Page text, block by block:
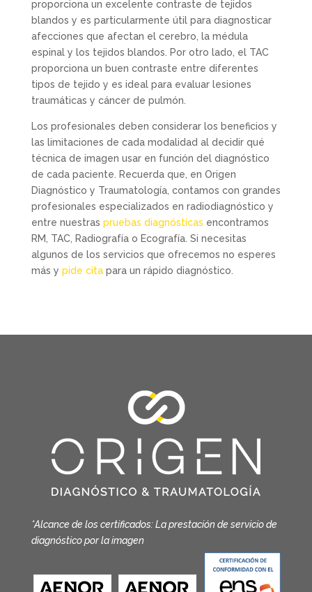
proporciona un excelente contraste de tejidos
blandos y es particularmente útil para diagnosticar
afecciones que afectan el cerebro, la médula
espinal y los tejidos blandos. Por otro lado, el TAC
proporciona un buen contraste entre diferentes
tipos de tejido y es ideal para evaluar lesiones
traumáticas y cáncer de pulmón.
Los profesionales deben considerar los beneficios y
las limitaciones de cada modalidad al decidir qué
técnica de imagen usar en función del diagnóstico
de cada paciente. Recuerda que, en Origen
Diagnóstico y Traumatología, contamos con grandes
profesionales especializados en radiodiagnóstico y
entre nuestras pruebas diagnósticas encontramos
RM, TAC, Radiografía o Ecografía. Si necesitas
algunos de los servicios que ofrecemos no esperes
más y pide citapara un rápido diagnóstico.
*Alcance de los certificados: La prestación de servicio de
diagnóstico por la imagen